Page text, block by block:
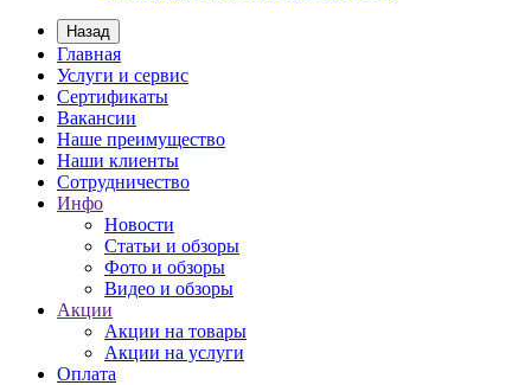
Назад
Главная
Услуги и сервис
Сертификаты
Вакансии
Наше преимущество
Наши клиенты
Сотрудничество
Инфо
Новости
Статьи и обзоры
Фото и обзоры
Видео и обзоры
Акции
Акции на товары
Акции на услуги
Оплата